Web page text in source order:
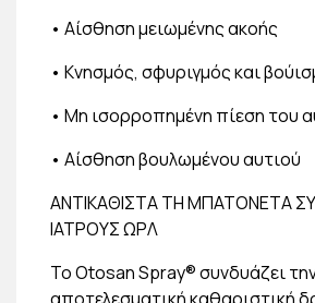
• Αίσθηση μειωμένης ακοής
• Κνησμός, σφυριγμός και
• Μη ισορροπημένη πίεση του
• Αίσθηση βουλωμένου αυτιού
ANTIΚΑΘΙΣΤΑ ΤΗ ΜΠΑΤΟΝΕΤΑ
ΙΑΤΡΟΥΣ ΩΡΛ
Το Otosan Spray® συνδυάζει
αποτελεσματική καθαριστική